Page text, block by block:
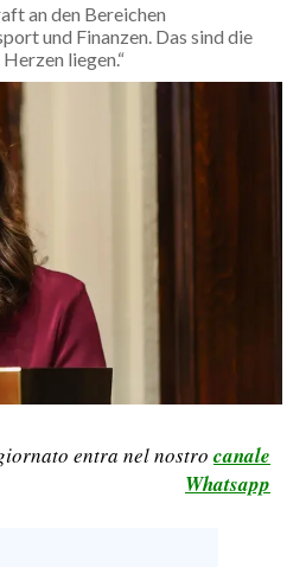
an den Bereichen
und Finanzen. Das sind die
liegen.“
entra nel nostro canale
Whatsapp